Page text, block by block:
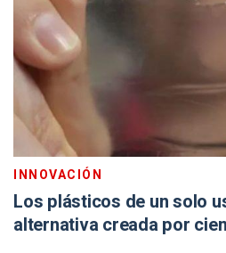
INNOVACIÓN
Los plásticos de un solo
alternativa creada por